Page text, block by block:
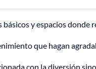
y espacios donde
que hagan
con la diversión